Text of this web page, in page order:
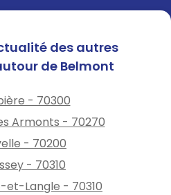
des autres
de Belmont
- 70300
Armonts - 70270
- 70200
- 70310
et-Langle - 70310